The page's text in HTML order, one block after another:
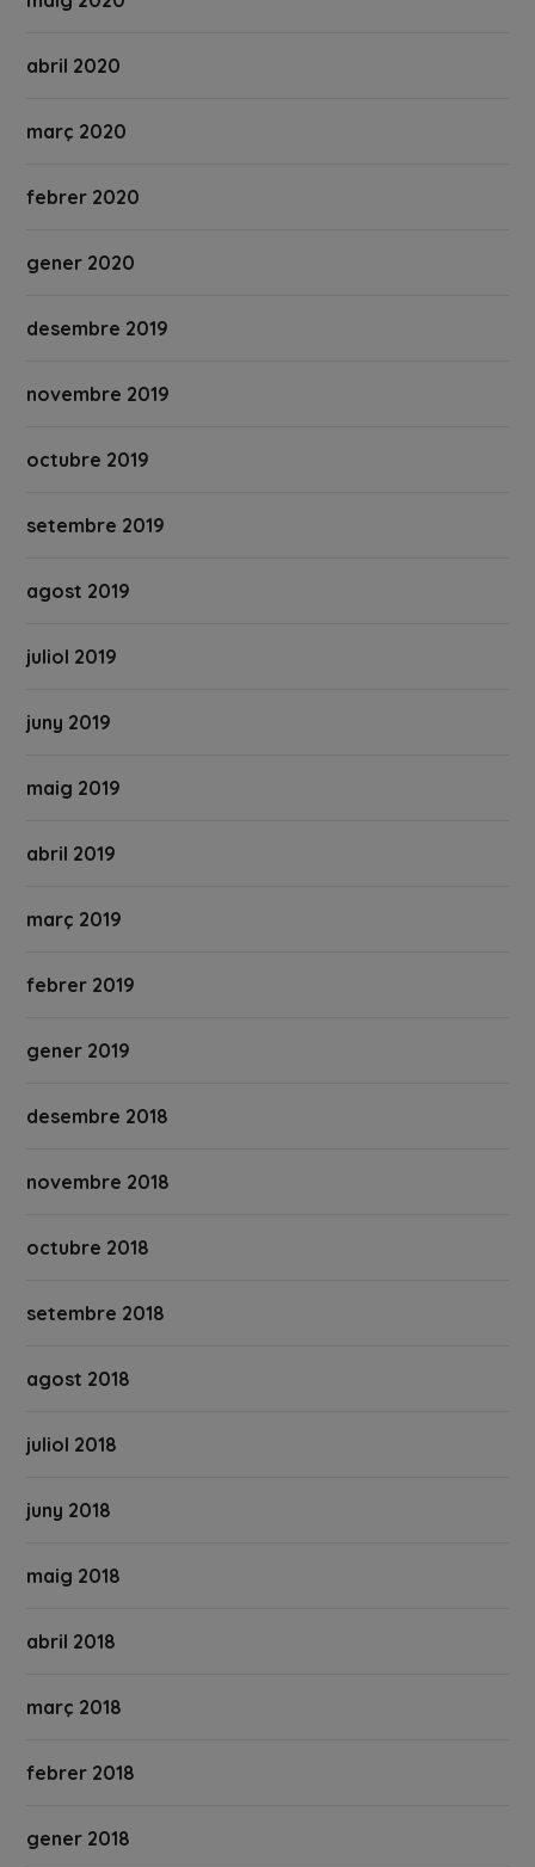
abril 2020
març 2020
febrer 2020
gener 2020
desembre 2019
novembre 2019
octubre 2019
setembre 2019
agost 2019
juliol 2019
juny 2019
maig 2019
abril 2019
març 2019
febrer 2019
gener 2019
desembre 2018
novembre 2018
octubre 2018
setembre 2018
agost 2018
juliol 2018
juny 2018
maig 2018
abril 2018
març 2018
febrer 2018
gener 2018